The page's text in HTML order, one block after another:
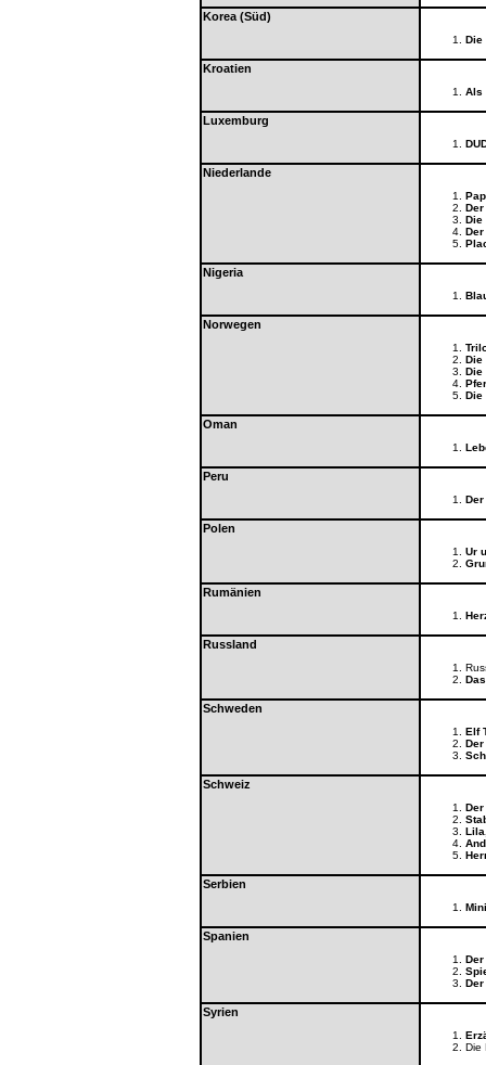
Korea (Süd)
Die
Kroatien
Als
Luxemburg
Niederlande
Der
Die
Nigeria
Norwegen
Die
Die
Die
Oman
Peru
Polen
Ur
Rumänien
Russland
Schweden
Elf
Schweiz
Der
Serbien
Spanien
Der
Syrien
Die